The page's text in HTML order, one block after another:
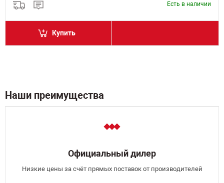
Есть в наличии
Купить
Наши преимущества
Официальный дилер
Низкие цены за счёт прямых поставок от производителей